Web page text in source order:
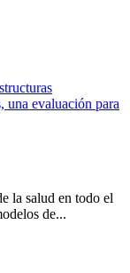
una evaluación para
la salud en todo el
de...